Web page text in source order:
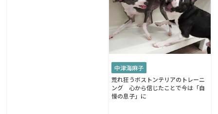
中津海麻子
荒れ狂うボストンテリアのトレーニ
ング 心から信じたことで今は「自
慢の息子」に